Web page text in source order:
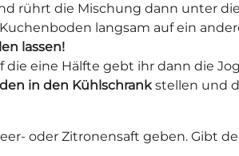
rührt die Mischung dann unter
langsam auf ein
lassen!
die eine Hälfte gebt ihr dann die
in den Kühlschrankstellen und
oder Zitronensaft geben. Gibt